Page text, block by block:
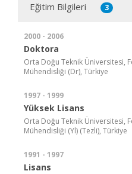
Eğitim Bilgileri 3
2000 - 2006
Doktora
Orta Doğu Teknik Üniversitesi,
Mühendisliği (Dr), Türkiye
1997 - 1999
Yüksek Lisans
Orta Doğu Teknik Üniversitesi,
Mühendisliği (Yl) (Tezli), Türkiye
1991 - 1997
Lisans